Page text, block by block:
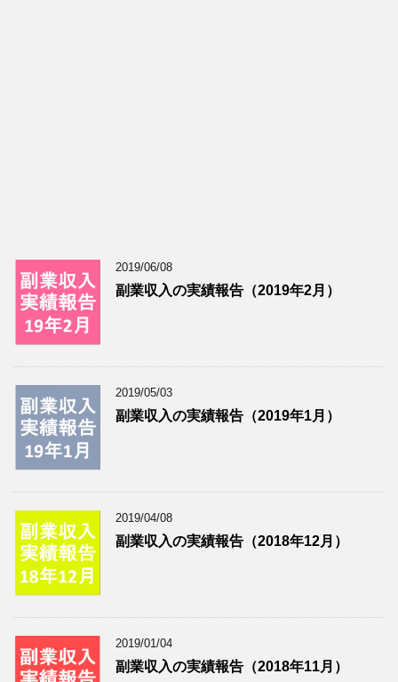
2019/06/08
副業収入の実績報告（2019年2月）
2019/05/03
副業収入の実績報告（2019年1月）
2019/04/08
副業収入の実績報告（2018年12月）
2019/01/04
副業収入の実績報告（2018年11月）